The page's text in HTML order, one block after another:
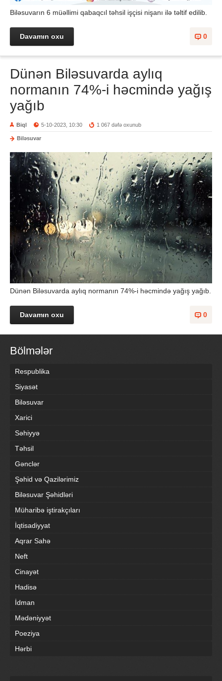
Biləsuvarın 6 müəllimi qabaqcıl təhsil işçisi nişanı ilə təltif edilib.
0
Davamın oxu
Dünən Biləsuvarda aylıq
normanın 74%-i həcmində yağış
yağıb
Biql 5-10-2023, 10:30 1 067 dəfə oxunub
Biləsuvar
Dünən Biləsuvarda aylıq normanın 74%-i həcmində yağış yağıb.
0
Davamın oxu
Bölmələr
Respublika
Siyasət
Biləsuvar
Xarici
Səhiyyə
Təhsil
Gənclər
Şəhid və Qazilərimiz
Biləsuvar Şəhidləri
Müharibə iştirakçıları
İqtisadiyyat
Aqrar Sahə
Neft
Cinayət
Hadisə
İdman
Mədəniyyət
Poeziya
Hərbi